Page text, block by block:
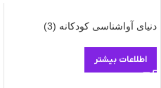
دنیای آواشناسی کودکانه (3)
اطلاعات بیشتر